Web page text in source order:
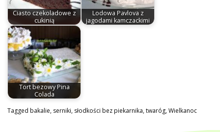
Ciasto czekoladowe z
cukinią
Lodowa Pavlova z
jagodami kamczackimi
Tort bezowy Pina
Colada
Tagged bakalie, serniki, słodkości bez piekarnika,twaróg,Wielkanoc